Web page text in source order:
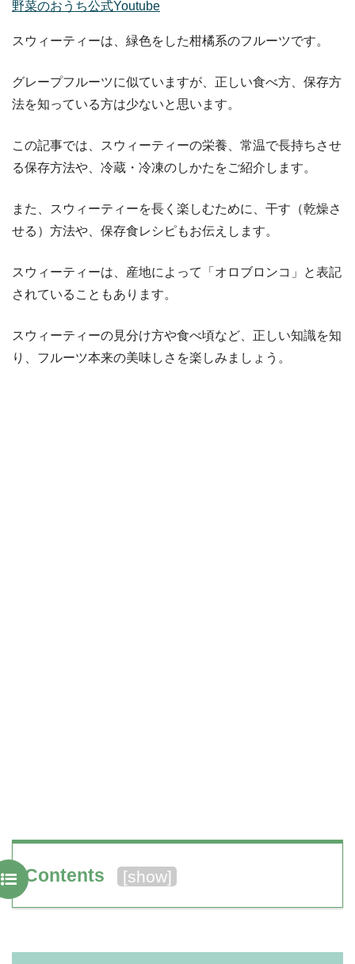
野菜のおうち公式Youtube
スウィーティーは、緑色をした柑橘系のフルーツです。
グレープフルーツに似ていますが、正しい食べ方、保存方
法を知っている方は少ないと思います。
この記事では、スウィーティーの栄養、常温で長持ちさせ
る保存方法や、冷蔵・冷凍のしかたをご紹介します。
また、スウィーティーを長く楽しむために、干す（乾燥さ
せる）方法や、保存食レシピもお伝えします。
スウィーティーは、産地によって「オロブロンコ」と表記
されていることもあります。
スウィーティーの見分け方や食べ頃など、正しい知識を知
り、フルーツ本来の美味しさを楽しみましょう。
Contents [show]